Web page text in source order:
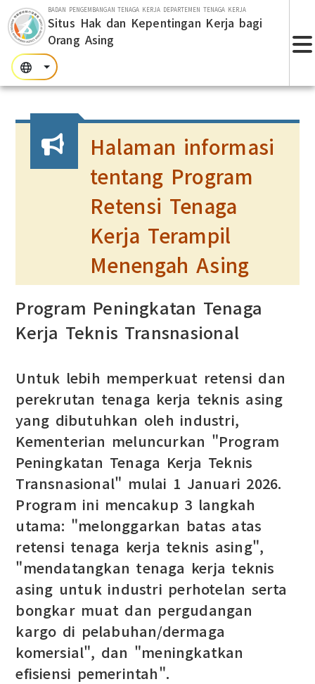
Lompat ke bagian utama
BADAN PENGEMBANGAN TENAGA KERJA DEPARTEMEN TENAGA KERJA
Situs Hak dan Kepentingan Kerja bagi
Orang Asing
:::
:::
Halaman informasi
tentang Program
Retensi Tenaga
Kerja Terampil
Menengah Asing
Program Peningkatan Tenaga
Kerja Teknis Transnasional
Untuk lebih memperkuat retensi dan
perekrutan tenaga kerja teknis asing
yang dibutuhkan oleh industri,
Kementerian meluncurkan "Program
Peningkatan Tenaga Kerja Teknis
Transnasional" mulai 1 Januari 2026.
Program ini mencakup 3 langkah
utama: "melonggarkan batas atas
retensi tenaga kerja teknis asing",
"mendatangkan tenaga kerja teknis
asing untuk industri perhotelan serta
bongkar muat dan pergudangan
kargo di pelabuhan/dermaga
komersial", dan "meningkatkan
efisiensi pemerintah".